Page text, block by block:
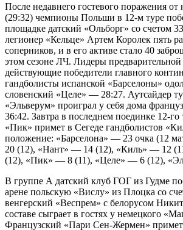
После недавнего гостевого поражения от
(29:32) чемпионы Польши в 12-м туре
площадке датский «Ольборг» со счетом
легионер «Кельце» Артем Королек пять
соперников, и в его активе стало 40
этом сезоне ЛЧ. Лидеры
действующие победители главного
гандболисты испанской «Барселоны»
словенский «Целе» — 28:27. Аутсайдер
«Эльверум» проиграл у себя дома
36:42. Завтра в последнем поединке 12-го
«Пик» примет в Сегеде гандболистов
положение: «Барселона» — 23 очка (12
20 (12), «Нант» — 14 (12), «Киль» — 12
(12), «Пик» — 8 (11), «Целе» — 6 (12),
В группе А датский клуб ГОГ из Гудме
арене польскую «Вислу» из Плоцка со
венгерский «Веспрем» с белорусом
составе сыграет в гостях у немецкого
Французский «Пари Сен-Жермен» примет